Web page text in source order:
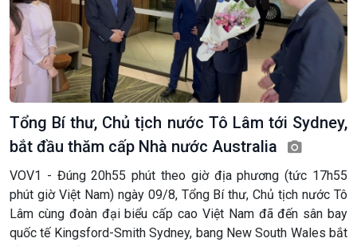
Tổng Bí thư, Chủ tịch nước Tô Lâm tới Sydney,
bắt đầu thăm cấp Nhà nước Australia
VOV1 - Đúng 20h55 phút theo giờ địa phương (tức 17h55
phút giờ Việt Nam) ngày 09/8, Tổng Bí thư, Chủ tịch nước Tô
Lâm cùng đoàn đại biểu cấp cao Việt Nam đã đến sân bay
quốc tế Kingsford-Smith Sydney, bang New South Wales bắt